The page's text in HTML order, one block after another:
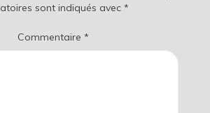
sont indiqués avec *
Commentaire *